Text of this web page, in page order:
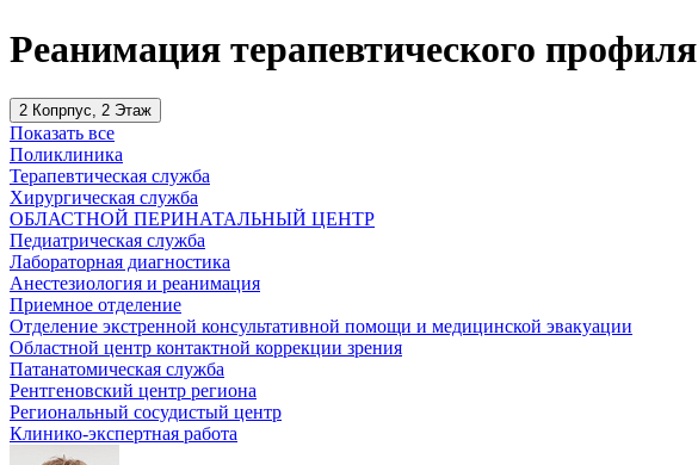
Реанимация терапевтического профиля
2 Копрпус, 2 Этаж
Показать все
Поликлиника
Терапевтическая служба
Хирургическая служба
ОБЛАСТНОЙ ПЕРИНАТАЛЬНЫЙ ЦЕНТР
Педиатрическая служба
Лабораторная диагностика
Анестезиология и реанимация
Приемное отделение
Отделение экстренной консультативной помощи и медицинской эвакуации
Областной центр контактной коррекции зрения
Патанатомическая служба
Рентгеновский центр региона
Региональный сосудистый центр
Клинико-экспертная работа